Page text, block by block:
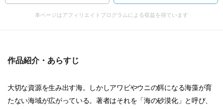
本ページはアフィリエイトプログラムによる収益を得ています
作品紹介・あらすじ
大切な資源を生み出す海。しかしアワビやウニの餌になる海藻が育
たない海域が広がっている。著者はそれを「海の砂漠化」と呼び、